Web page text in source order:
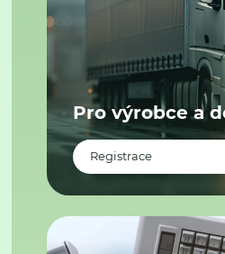
Pro výrobce a
Registrace